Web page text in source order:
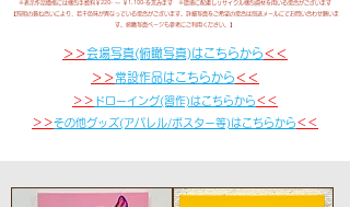
​※表示作品価格には梱包手数料 ￥220- ～ ￥1,100-を含みます ※環境に配慮しリサイクル梱包資材を用いる場合がございます
​【照明の兼ね合いにより、若干色味が異なっている場合がございます。詳細写真をご希望の場合は別途メールにてお問い合わせ願いま
す。俯瞰写真ページも参考にご利用ください。】
​＞＞会場写真(俯瞰写真)はこちらから＜＜
​＞＞常設作品はこちらから＜＜
​＞＞ ドローイング(習作)はこちらから ＜＜
​＞＞その他グッズ(アパレル/ポスター等)はこちらから ＜＜